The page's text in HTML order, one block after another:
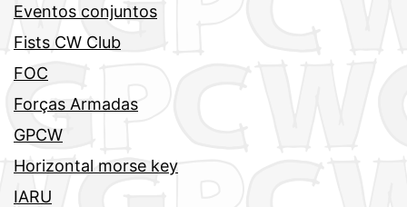
Eventos conjuntos
Fists CW Club
FOC
Forças Armadas
GPCW
Horizontal morse key
IARU